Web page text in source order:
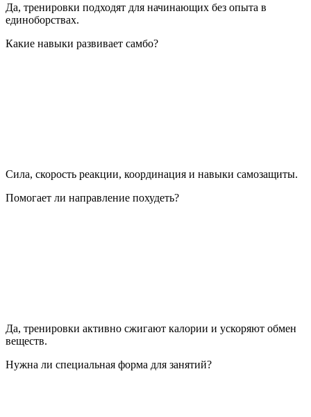
Да, тренировки подходят для начинающих без опыта в
единоборствах.
Какие навыки развивает самбо?
Сила, скорость реакции, координация и навыки самозащиты.
Помогает ли направление похудеть?
Да, тренировки активно сжигают калории и ускоряют обмен
веществ.
Нужна ли специальная форма для занятий?